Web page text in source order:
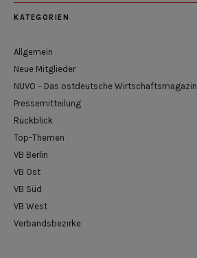
KATEGORIEN
Allgemein
Neue Mitglieder
NUVO – Das ostdeutsche Wirtschaftsmagazin
Pressemitteilung
Rückblick
Top-Themen
VB Berlin
VB Ost
VB Süd
VB West
Verbandsbezirke